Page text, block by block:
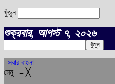
খুঁজুন
শুক্রবার, আগস্ট ৭, ২০২৬
সবার বাংলা
মেনু ≡ ╳